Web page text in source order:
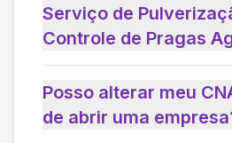
Serviço de
Controle de Pragas
Posso alterar meu
de abrir uma